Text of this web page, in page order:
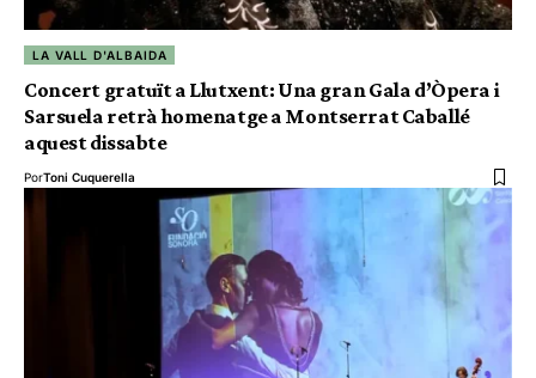
LA VALL D'ALBAIDA
Concert gratuït a Llutxent: Una gran Gala d’Òpera i
Sarsuela retrà homenatge a Montserrat Caballé
aquest dissabte
PorToni Cuquerella